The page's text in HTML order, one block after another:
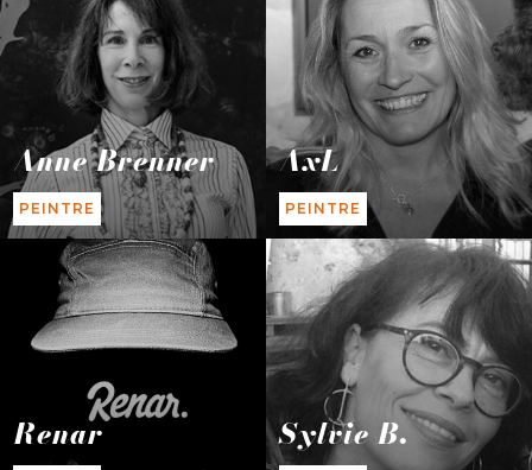
Anne Brenner
PEINTRE
AxL
PEINTRE
Renar Sylvie B.